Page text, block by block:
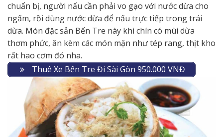
chuẩn bị, người nấu cần phải vo gạo với nước dừa cho
ngấm, rồi dùng nước dừa để nấu trực tiếp trong trái
dừa. Món đặc sản Bến Tre này khi chín có mùi dừa
thơm phức, ăn kèm các món mặn như tép rang, thịt kho
rất hao cơm đó nha.
Thuê Xe Bến Tre Đi Sài Gòn 950.000 VNĐ